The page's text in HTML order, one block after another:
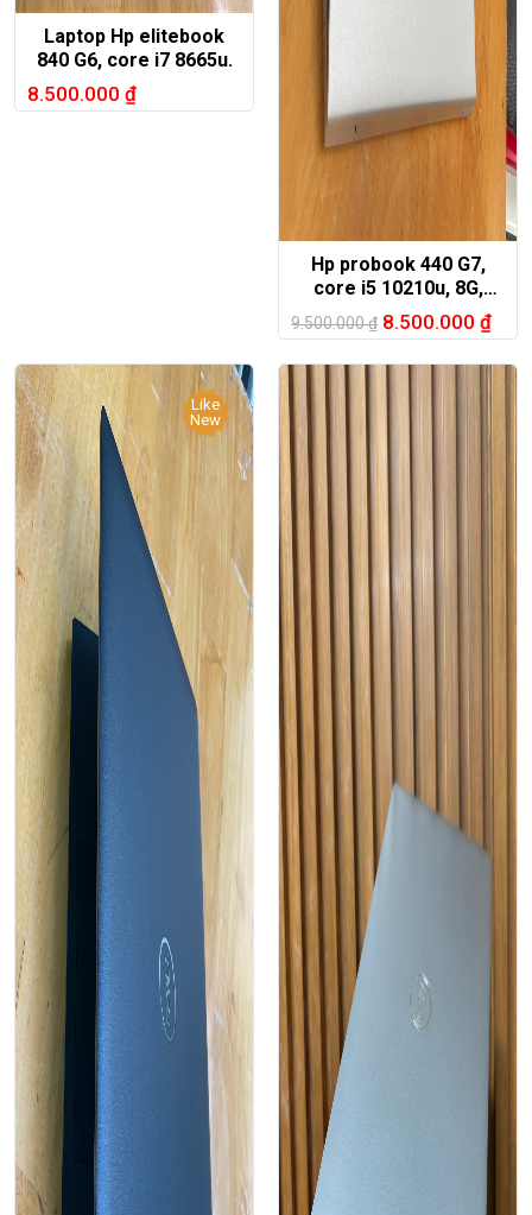
Laptop Hp elitebook
840 G6, core i7 8665u.
8.500.000 ₫
Hp probook 440 G7,
core i5 10210u, 8G,
256G,14in FHD
9.500.000₫ 8.500.000 ₫
Like
New